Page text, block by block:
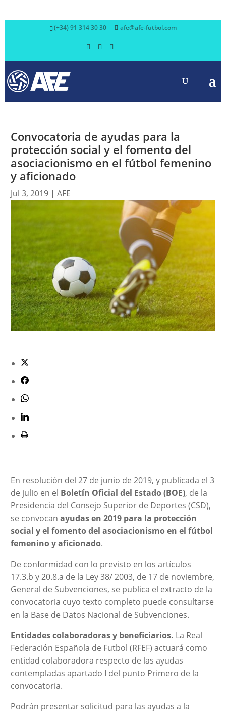
(+34) 91 314 30 30 afe@afe-futbol.com
Convocatoria de ayudas para la
protección social y el fomento del
asociacionismo en el fútbol femenino
y aficionado
Jul 3, 2019| AFE
En resolución del 27 de junio de 2019, y publicada el 3
de julio en el Boletín Oficial del Estado (BOE), de la
Presidencia del Consejo Superior de Deportes (CSD),
se convocan ayudas en 2019 para la protección
social y el fomento del asociacionismo en el fútbol
femenino y aficionado.
De conformidad con lo previsto en los artículos
17.3.b y 20.8.a de la Ley 38/ 2003, de 17 de noviembre,
General de Subvenciones, se publica el extracto de la
convocatoria cuyo texto completo puede consultarse
en la Base de Datos Nacional de Subvenciones.
Entidades colaboradoras y beneficiarios. La Real
Federación Española de Futbol (RFEF) actuará como
entidad colaboradora respecto de las ayudas
contempladas apartado I del punto Primero de la
convocatoria.
Podrán presentar solicitud para las ayudas a la